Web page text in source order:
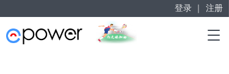
T
赋能“大众创业”
掘金万亿企业服务市场！
登录 ｜ 注册